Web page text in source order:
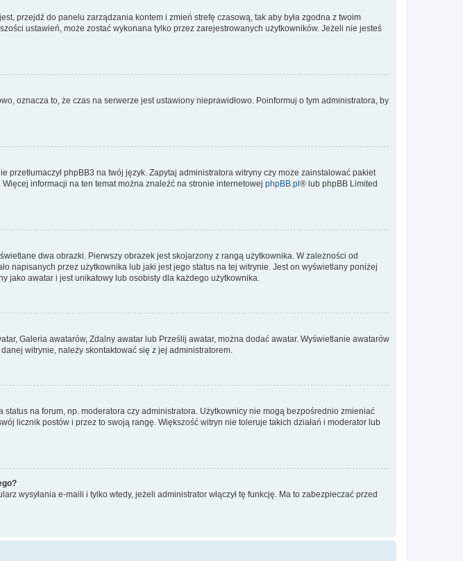
przejdź do panelu zarządzania kontem i zmień strefę czasową, tak aby była zgodna z twoim
ustawień, może zostać wykonana tylko przez zarejestrowanych użytkowników. Jeżeli nie jesteś
oznacza to, że czas na serwerze jest ustawiony nieprawidłowo. Poinformuj o tym administratora, by
phpBB3 na twój język. Zapytaj administratora witryny czy może zainstalować pakiet
informacji na ten temat można znaleźć na stronie internetowej phpBB.pl® lub phpBB Limited
dwa obrazki. Pierwszy obrazek jest skojarzony z rangą użytkownika. W zależności od
napisanych przez użytkownika lub jaki jest jego status na tej witrynie. Jest on wyświetlany poniżej
jako awatar i jest unikatowy lub osobisty dla każdego użytkownika.
Galeria awatarów, Zdalny awatar lub Prześlij awatar, można dodać awatar. Wyświetlanie awatarów
witrynie, należy skontaktować się z jej administratorem.
na forum, np. moderatora czy administratora. Użytkownicy nie mogą bezpośrednio zmieniać
licznik postów i przez to swoją rangę. Większość witryn nie toleruje takich działań i moderator lub
wysyłania e-maili i tylko wtedy, jeżeli administrator włączył tę funkcję. Ma to zabezpieczać przed